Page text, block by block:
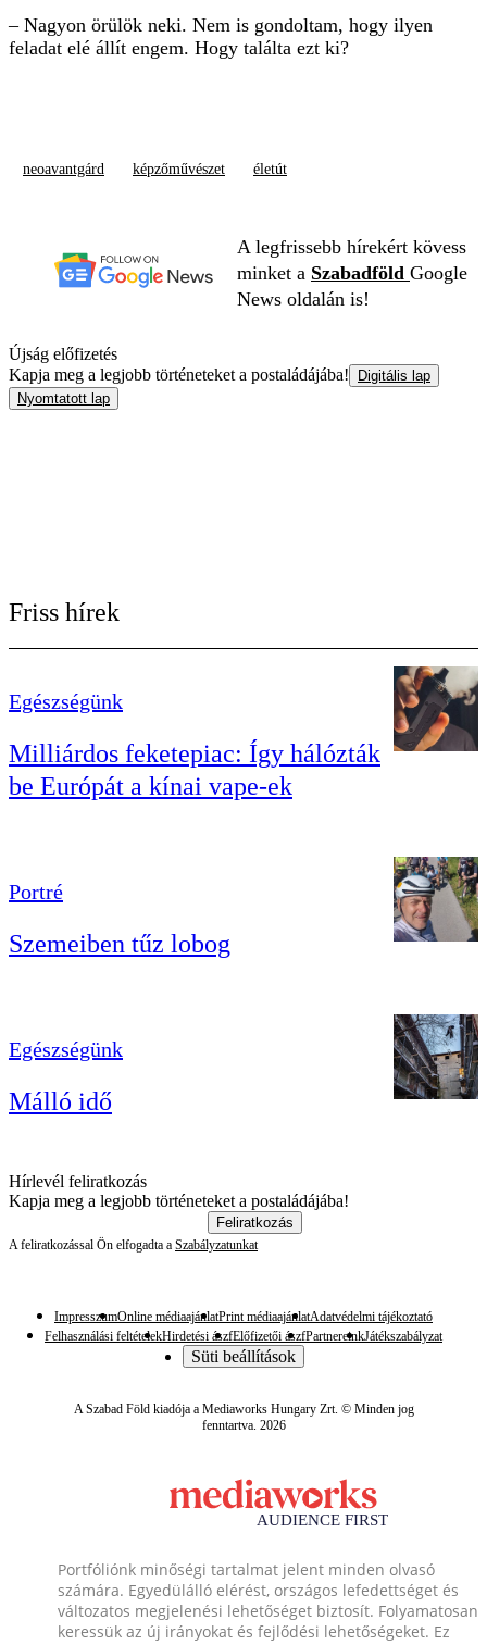
– Nagyon örülök neki. Nem is gondoltam, hogy ilyen
feladat elé állít engem. Hogy találta ezt ki?
neoavantgárd képzőművészet életút
A legfrissebb hírekért kövess
minket a Szabadföld Google
News oldalán is!
Újság előfizetés
Kapja meg a legjobb történeteket a postaládájába!
Digitális lap
Nyomtatott lap
Friss hírek
Egészségünk
Milliárdos feketepiac: Így hálózták
be Európát a kínai vape-ek
Portré
Szemeiben tűz lobog
Egészségünk
Málló idő
Hírlevél feliratkozás
Kapja meg a legjobb történeteket a postaládájába!
Feliratkozás
A feliratkozással Ön elfogadta a Szabályzatunkat
ImpresszumOnline médiaajánlatPrint médiaajánlatAdatvédelmi tájékoztató
Felhasználási feltételekHirdetési ászfElőfizetői ászfPartnereinkJátékszabályzat
Süti beállítások
A Szabad Föld kiadója a Mediaworks Hungary Zrt. © Minden jog
fenntartva. 2026
Portfóliónk minőségi tartalmat jelent minden olvasó
számára. Egyedülálló elérést, országos lefedettséget és
változatos megjelenési lehetőséget biztosít. Folyamatosan
keressük az új irányokat és fejlődési lehetőségeket. Ez